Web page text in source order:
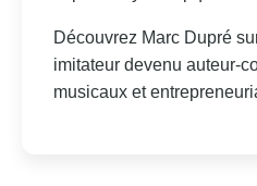
Découvrez Marc Dupré
imitateur devenu auteur-
musicaux et